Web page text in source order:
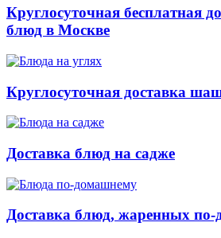
Круглосуточная бесплатная
блюд в Москве
Круглосуточная доставка
Доставка блюд на садже
Доставка блюд, жаренных